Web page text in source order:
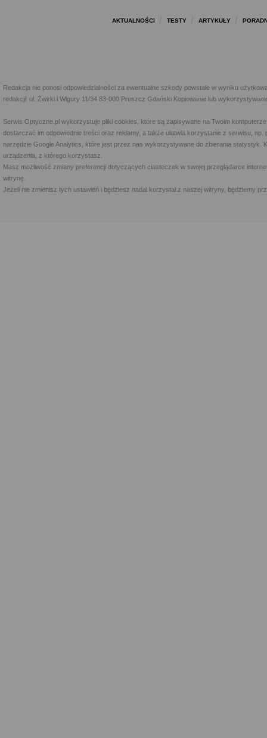
AKTUALNOŚCI TESTY ARTYKUŁY
Redakcja nie ponosi odpowiedzialności za ewentualne szkody powstałe w wyniku
redakcji: ul. Żwirki i Wigury 11/34 83-000 Pruszcz Gdański Kopiowanie lub
Serwis Optyczne.pl wykorzystuje pliki cookies, które są zapisywane na Twoim
dostarczać im odpowiednie treści oraz reklamy, a także ułatwia korzystanie z serwisu,
narzędzie Google Analytics, które jest przez nas wykorzystywane do zbierania statystyk.
urządzenia, z którego korzystasz.
Masz możliwość zmiany preferencji dotyczących ciasteczek w swojej przeglądarce
witrynę.
Jeżeli nie zmienisz tych ustawień i będziesz nadal korzystał z naszej witryny, będziemy